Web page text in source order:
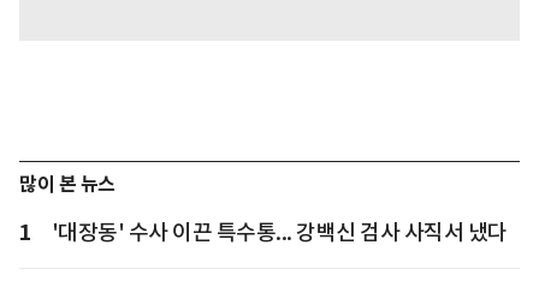
많이 본 뉴스
1 '대장동' 수사 이끈 특수통... 강백신 검사 사직서 냈다